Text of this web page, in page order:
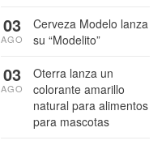
Cerveza Modelo lanza
su “Modelito”
03
AGO
Oterra lanza un
colorante amarillo
natural para alimentos
para mascotas
03
AGO